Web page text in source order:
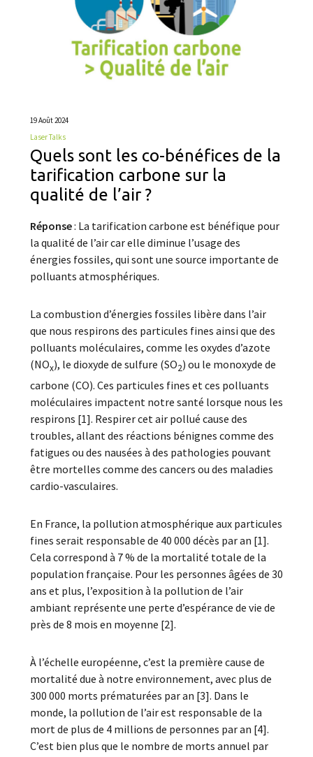
19 Août 2024
Laser Talks
Quels sont les co-bénéfices de la
tarification carbone sur la
qualité de l’air ?
Réponse: La tarification carbone est bénéfique pour
la qualité de l’air car elle diminue l’usage des
énergies fossiles, qui sont une source importante de
polluants atmosphériques.
La combustion d’énergies fossiles libère dans l’air
que nous respirons des particules fines ainsi que des
polluants moléculaires, comme les oxydes d’azote
(NOx), le dioxyde de sulfure (SO2) ou le monoxyde de
carbone (CO). Ces particules fines et ces polluants
moléculaires impactent notre santé lorsque nous les
respirons [1]. Respirer cet air pollué cause des
troubles, allant des réactions bénignes comme des
fatigues ou des nausées à des pathologies pouvant
être mortelles comme des cancers ou des maladies
cardio-vasculaires.
En France, la pollution atmosphérique aux particules
fines serait responsable de 40 000 décès par an [1].
Cela correspond à 7 % de la mortalité totale de la
population française. Pour les personnes âgées de 30
ans et plus, l’exposition à la pollution de l’air
ambiant représente une perte d’espérance de vie de
près de 8 mois en moyenne [2].
À l’échelle européenne, c’est la première cause de
mortalité due à notre environnement, avec plus de
300 000 morts prématurées par an [3]. Dans le
monde, la pollution de l’air est responsable de la
mort de plus de 4 millions de personnes par an [4].
C’est bien plus que le nombre de morts annuel par